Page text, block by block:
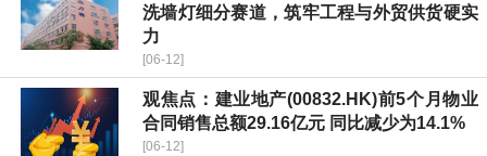
洗墙灯细分赛道，筑牢工程与外贸供货硬实
力
[06-12]
观焦点：建业地产(00832.HK)前5个月物业
合同销售总额29.16亿元 同比减少为14.1%
[06-12]